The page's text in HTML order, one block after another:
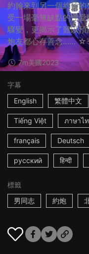
約翰來到另一個約翰
受一場毫無缺點的性
驟變，更揭示了難以
炮友都心存善念…… ☆
7m美國2023
字幕
English
繁體中文
Tiếng Việt ภาษาไ
français Deutsch
русский हिन्दी
標籤
男同志
約炮